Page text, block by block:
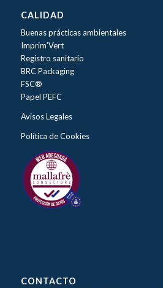
CALIDAD
Buenas prácticas ambientales
Imprim’Vert
Registro sanitario
BRC Packaging
FSC®
Papel PEFC
Avisos Legales
Política de Cookies
CONTACTO